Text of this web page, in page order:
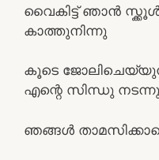
വൈകിട്ട് ഞാന്‍ സ്ക്കൂള്‍
കാത്തുനിന്നു
കൂടെ ജോലിചെയ്യുന്ന
എന്റെ സിന്ധു
ഞങ്ങള്‍